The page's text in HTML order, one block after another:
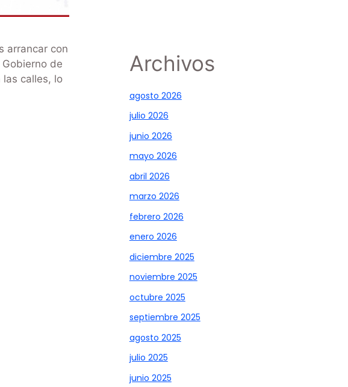
arrancar con
de
las calles, lo
Archivos
agosto 2026
julio 2026
junio 2026
mayo 2026
abril 2026
marzo 2026
febrero 2026
enero 2026
diciembre 2025
noviembre 2025
octubre 2025
septiembre 2025
agosto 2025
julio 2025
junio 2025